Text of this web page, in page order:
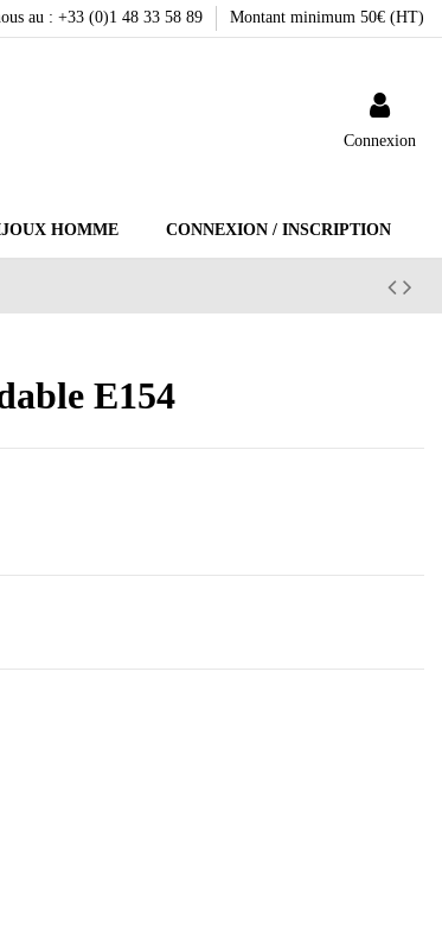
au : +33 (0)1 48 33 58 89 Montant minimum 50€ (HT)
Connexion
HOMME CONNEXION / INSCRIPTION
E154